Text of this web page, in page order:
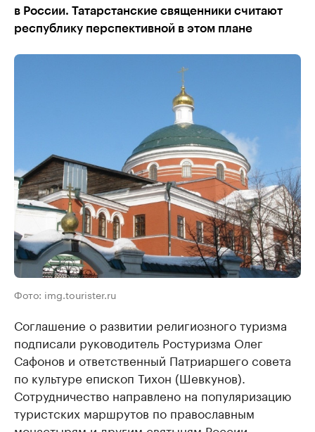
в России. Татарстанские священники считают
республику перспективной в этом плане
Фото: img.tourister.ru
Соглашение о развитии религиозного туризма
подписали руководитель Ростуризма Олег
Сафонов и ответственный Патриаршего совета
по культуре епископ Тихон (Шевкунов).
Сотрудничество направлено на популяризацию
туристских маршрутов по православным